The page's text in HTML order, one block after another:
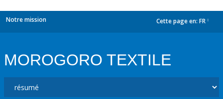
Notre mission Cette page en: FR
MOROGORO TEXTILE